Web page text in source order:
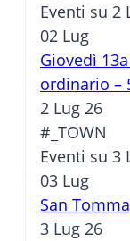
Eventi su 2
02 Lug
Giovedì
ordinario –
2 Lug 26
#_TOWN
Eventi su 3
03 Lug
San
3 Lug 26